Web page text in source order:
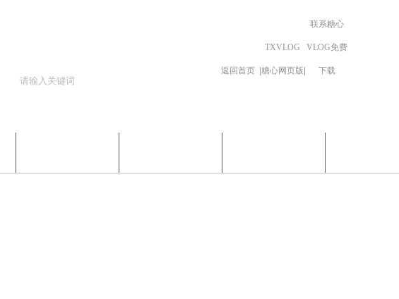
返回首页
TXVLOG
糖心网页版
联系糖心
VLOG免费
下载